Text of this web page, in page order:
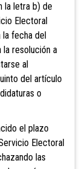
la letra b) de
Electoral
la fecha del
resolución a
al
del artículo
o
el plazo
Electoral
las